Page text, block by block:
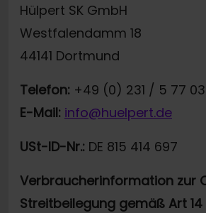
Hülpert SK GmbH
Westfalendamm 18
44141 Dortmund
Telefon: +49 (0) 231 / 5 77
E-Mail: info@huelpert.de
USt-ID-Nr.: DE 815 414 697
Verbraucherinformation zur
Streitbeilegung gemäß Art 14